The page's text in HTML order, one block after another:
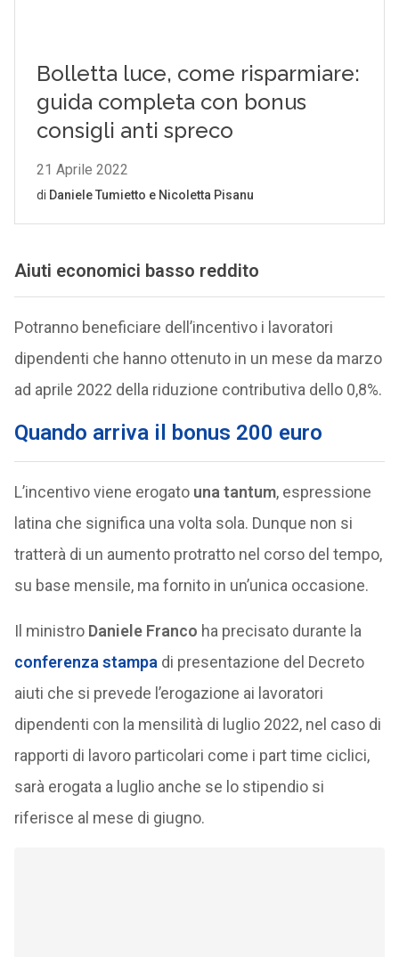
Aiuti economici basso reddito
Potranno beneficiare dell’incentivo i lavoratori
dipendenti che hanno ottenuto in un mese da marzo
ad aprile 2022 della riduzione contributiva dello 0,8%.
Quando arriva il bonus 200 euro
L’incentivo viene erogato una tantum, espressione
latina che significa una volta sola. Dunque non si
tratterà di un aumento protratto nel corso del tempo,
su base mensile, ma fornito in un’unica occasione.
Il ministro Daniele Franco ha precisato durante la
conferenza stampa di presentazione del Decreto
aiuti che si prevede l’erogazione ai lavoratori
dipendenti con la mensilità di luglio 2022, nel caso di
rapporti di lavoro particolari come i part time ciclici,
sarà erogata a luglio anche se lo stipendio si
riferisce al mese di giugno.